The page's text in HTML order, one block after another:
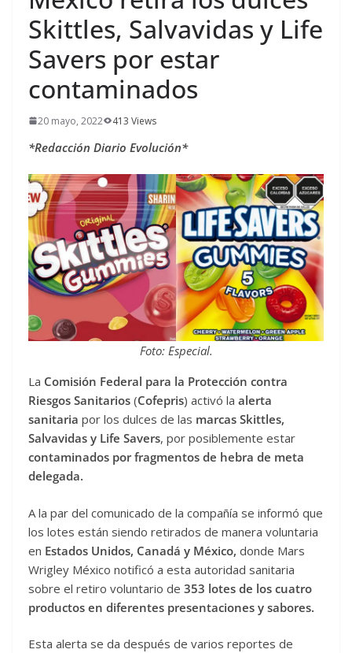
Skittles, Salvavidas y Life
Savers por estar
contaminados
20 mayo, 2022 413 Views
*Redacción Diario Evolución*
Foto: Especial.
La Comisión Federal para la Protección contra
Riesgos Sanitarios (Cofepris) activó la alerta
sanitaria por los dulces de las marcas Skittles,
Salvavidas y Life Savers, por posiblemente estar
contaminados por fragmentos de hebra de meta
delegada.
A la par del comunicado de la compañía se informó que
los lotes están siendo retirados de manera voluntaria
en Estados Unidos, Canadá y México, donde Mars
Wrigley México notificó a esta autoridad sanitaria
sobre el retiro voluntario de 353 lotes de los cuatro
productos en diferentes presentaciones y sabores.
Esta alerta se da después de varios reportes de